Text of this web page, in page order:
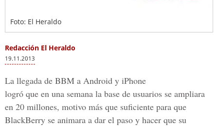
Foto: El Heraldo
Redacción El Heraldo
19.11.2013
La llegada de BBM a Android y iPhone
logró que en una semana la base de usuarios se ampliara
en 20 millones, motivo más que suficiente para que
BlackBerry se animara a dar el paso y hacer que su